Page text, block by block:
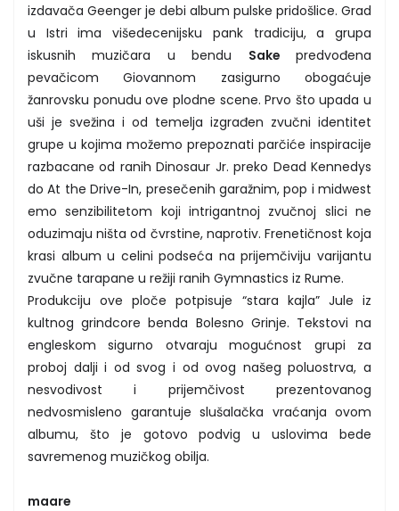
izdavača Geenger je debi album pulske pridošlice. Grad
u Istri ima višedecenijsku pank tradiciju, a grupa
iskusnih muzičara u bendu Sakepredvođena
pevačicom Giovannom zasigurno obogaćuje
žanrovsku ponudu ove plodne scene. Prvo što upada u
uši je svežina i od temelja izgrađen zvučni identitet
grupe u kojima možemo prepoznati parčiće inspiracije
razbacane od ranih Dinosaur Jr. preko Dead Kennedys
do At the Drive-In, presečenih garažnim, pop i midwest
emo senzibilitetom koji intrigantnoj zvučnoj slici ne
oduzimaju ništa od čvrstine, naprotiv. Frenetičnost koja
krasi album u celini podseća na prijemčiviju varijantu
zvučne tarapane u režiji ranih Gymnastics iz Rume.
Produkciju ove ploče potpisuje “stara kajla” Jule iz
kultnog grindcore benda Bolesno Grinje. Tekstovi na
engleskom sigurno otvaraju mogućnost grupi za
proboj dalji i od svog i od ovog našeg poluostrva, a
nesvodivost i prijemčivost prezentovanog
nedvosmisleno garantuje slušalačka vraćanja ovom
albumu, što je gotovo podvig u uslovima bede
savremenog muzičkog obilja.
maare